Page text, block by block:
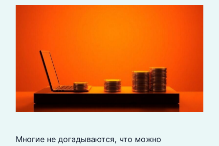
Многие не догадываются, что можно